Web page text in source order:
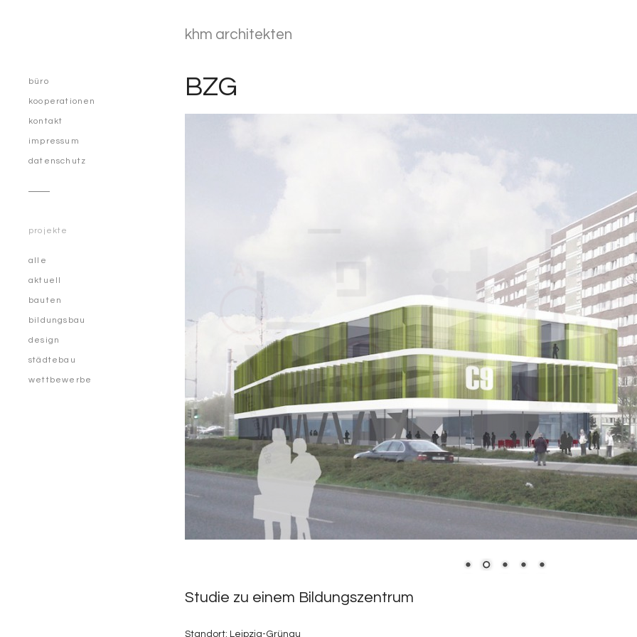
khm architekten
büro
kooperationen
kontakt
impressum
datenschutz
projekte
alle
aktuell
bauten
bildungsbau
design
städtebau
wettbewerbe
BZG
Studie zu einem Bildungszentrum
Standort: Leipzig-Grünau